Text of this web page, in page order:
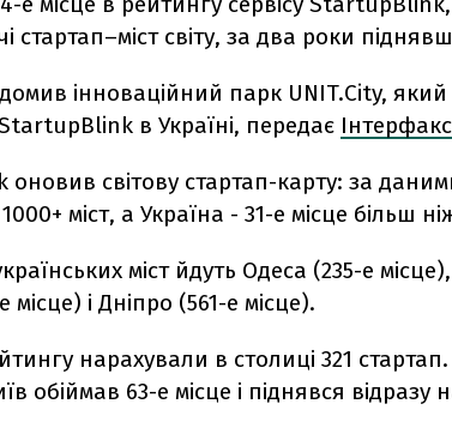
стартап–міст світу, за два роки
інноваційний парк UNIT.City,
в Україні, передає
світову стартап-карту: за
міст, а Україна - 31-е місце більш
міст йдуть Одеса (235-е
місце) і Дніпро (561-е місце).
нарахували в столиці 321
обіймав 63-е місце і піднявся відразу